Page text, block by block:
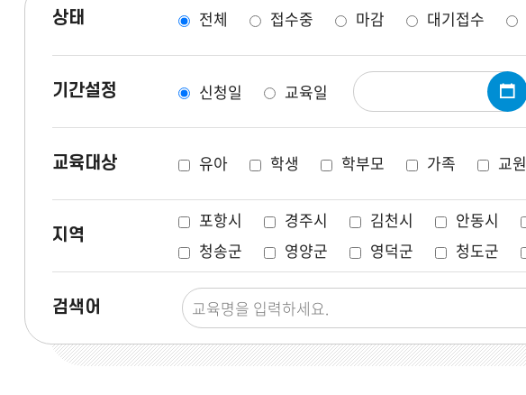
상태 전체 접수중 마감 대기접수
기간설정 신청일 교육일
교육대상 유아 학생 학부모 가족 교원
지역
포항시 경주시 김천시 안동시
청송군
영양군 영덕군 청도군
검색어